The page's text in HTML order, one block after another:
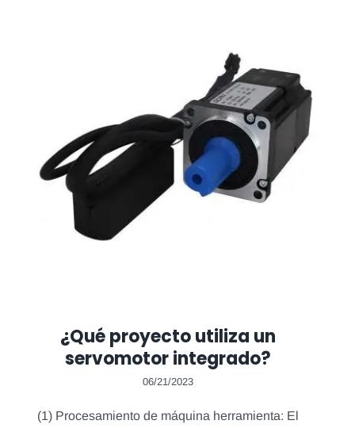
¿Qué proyecto utiliza un
servomotor integrado?
06/21/2023
(1) Procesamiento de máquina herramienta: El